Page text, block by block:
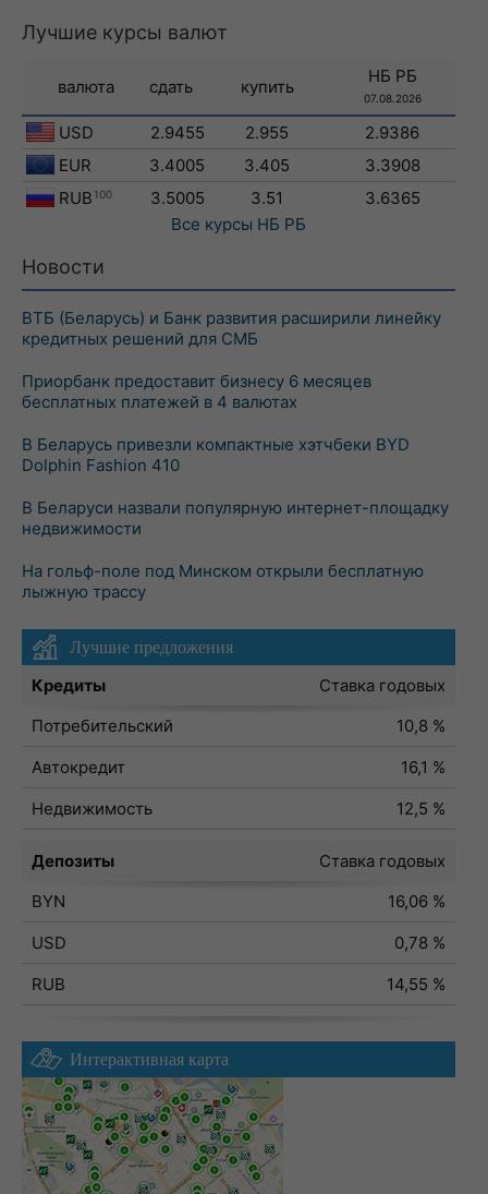
Лучшие курсы валют
валюта сдать купить
НБ РБ
07.08.2026
USD 2.9455 2.955
2.9386
EUR
3.4005 3.405
3.3908
RUB 100 3.5005 3.51
3.6365
Все курсы НБ РБ
Новости
ВТБ (Беларусь) и Банк развития расширили линейку
кредитных решений для СМБ
Приорбанк предоставит бизнесу 6 месяцев
бесплатных платежей в 4 валютах
В Беларусь привезли компактные хэтчбеки BYD
Dolphin Fashion 410
В Беларуси назвали популярную интернет-площадку
недвижимости
На гольф-поле под Минском открыли бесплатную
лыжную трассу
Лучшие предложения
Кредиты
Ставка годовых
Потребительский
10,8 %
Автокредит
16,1 %
Недвижимость
12,5 %
Депозиты
Ставка годовых
BYN
16,06 %
USD
0,78 %
RUB
14,55 %
Интерактивная карта